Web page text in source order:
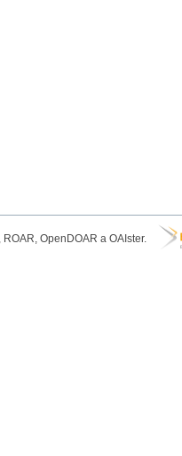
OpenDOAR a OAIster.